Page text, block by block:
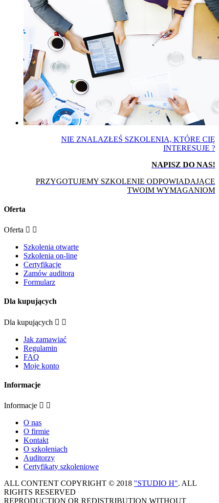
NIE ZNALAZŁEŚ SZKOLENIA, KTÓRE CIĘ
INTERESUJE ?
NAPISZ DO NAS!
PRZYGOTUJEMY SZKOLENIE ODPOWIADAJĄCE
TWOIM WYMAGANIOM
Oferta
Oferta  
Szkolenia otwarte
Szkolenia on-line
Certyfikacje
Zamów auditora
Formularz
Dla kupujących
Dla kupujących  
Jak zamawiać
Regulamin
FAQ
Moje konto
Informacje
Informacje  
O nas
O firmie
Kontakt
O szkoleniach
Auditorzy
Certyfikaty szkoleniowe
ALL CONTENT COPYRIGHT © 2018 "STUDIO H". ALL
RIGHTS RESERVED
REPRODUCTION OR REDISTRIBUTION WITHOUT